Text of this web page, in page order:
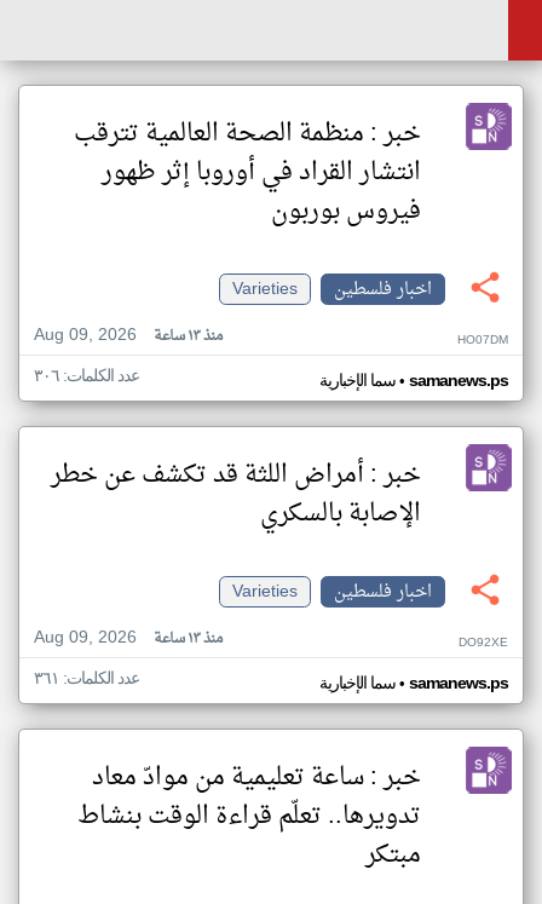
خبر : منظمة الصحة العالمية تترقب
انتشار القراد في أوروبا إثر ظهور
فيروس بوربون
اخبار فلسطين
Varieties
Aug 09, 2026
منذ ١٣ ساعة HO07DM
سما الإخبارية• samanews.ps عدد الكلمات: ٣٠٦
خبر : أمراض اللثة قد تكشف عن خطر
الإصابة بالسكري
اخبار فلسطين
Varieties
Aug 09, 2026
منذ ١٣ ساعة DO92XE
سما الإخبارية• samanews.ps عدد الكلمات: ٣٦١
خبر : ساعة تعليمية من موادّ معاد
تدويرها.. تعلّم قراءة الوقت بنشاط
مبتكر